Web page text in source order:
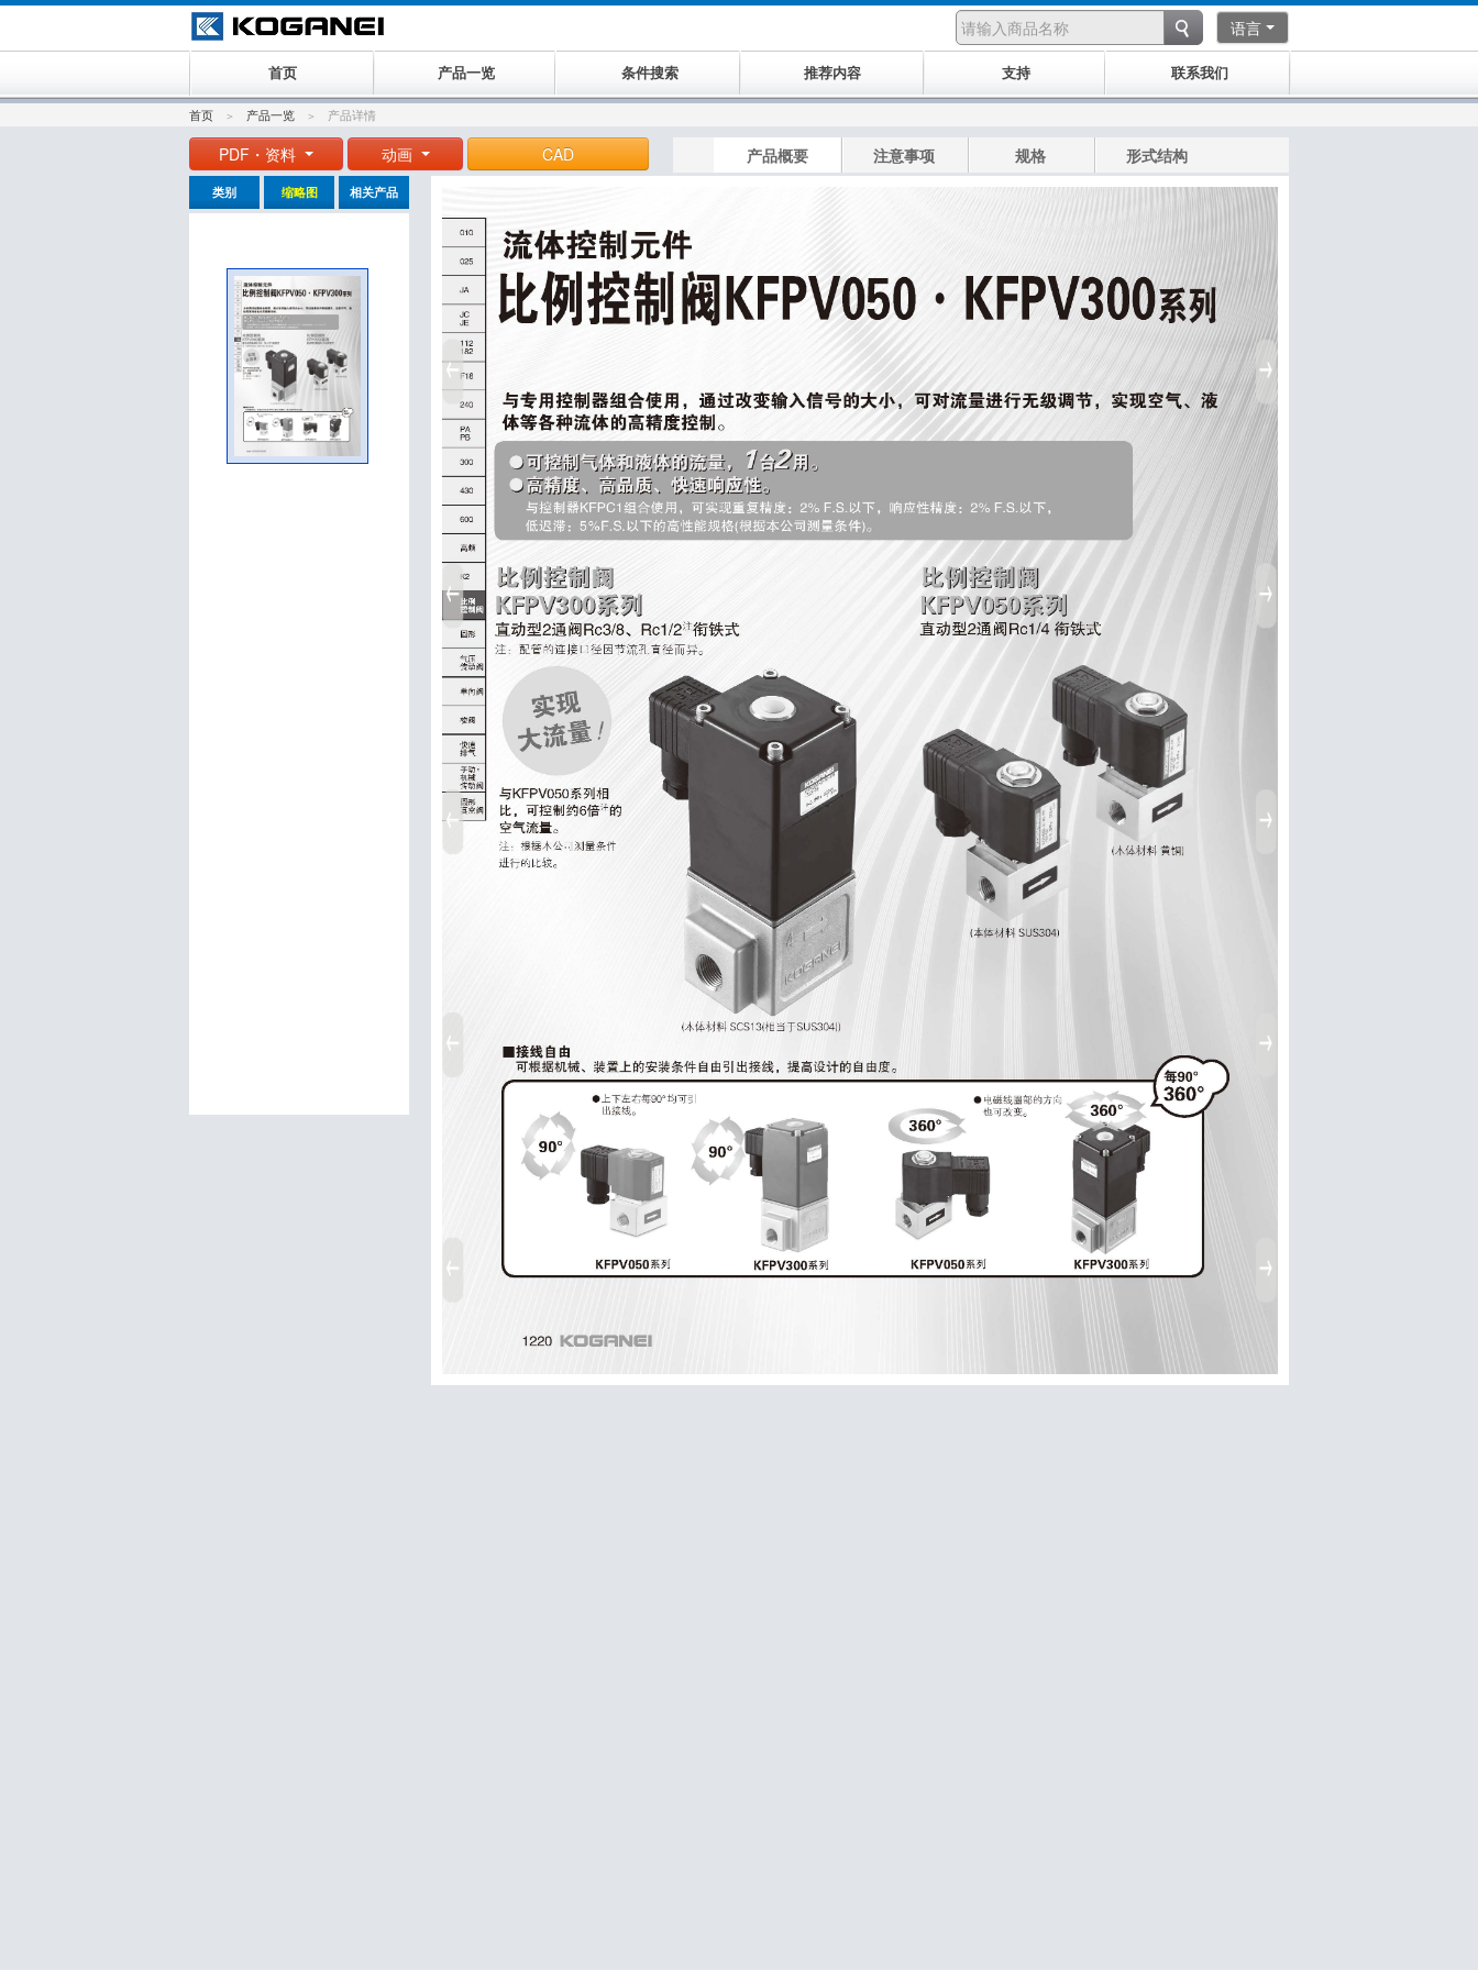
语言
首页 产品一览 条件搜索 推荐内容 支持 联系我们
首页 产品一览 产品详情
PDF・资料 动画 CAD 产品概要 注意事项 规格 形式结构
类别 缩略图 相关产品